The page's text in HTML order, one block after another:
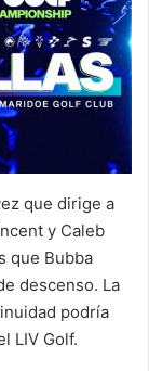
que dirige a
y Caleb
que Bubba
descenso. La
podría
LIV Golf.